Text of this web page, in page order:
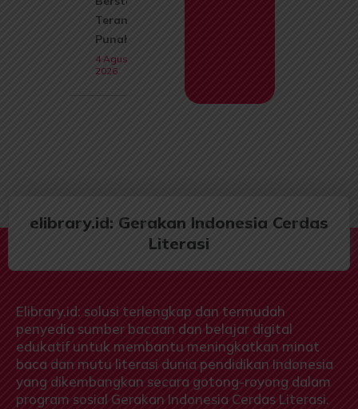
Terancam
Punah
4 Agustus
2026
elibrary.id: Gerakan Indonesia Cerdas
Literasi
Elibrary.id: solusi terlengkap dan termudah
penyedia sumber bacaan dan belajar digital
edukatif untuk membantu meningkatkan minat
baca dan mutu literasi dunia pendidikan Indonesia
yang dikembangkan secara gotong-royong dalam
program sosial Gerakan Indonesia Cerdas Literasi.